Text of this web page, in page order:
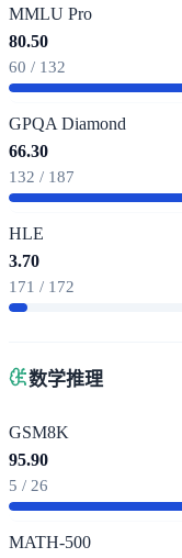
MMLU Pro
80.50
60 / 132
GPQA Diamond
66.30
132 / 187
HLE
3.70
171 / 172
数学推理
GSM8K
95.90
5 / 26
MATH-500